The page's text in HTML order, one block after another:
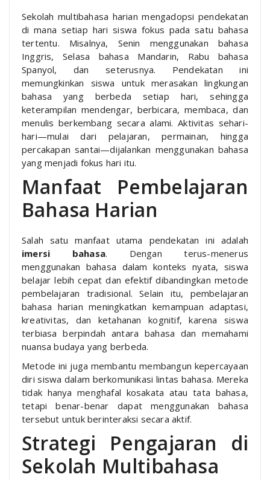
Sekolah multibahasa harian mengadopsi pendekatan
di mana setiap hari siswa fokus pada satu bahasa
tertentu. Misalnya, Senin menggunakan bahasa
Inggris, Selasa bahasa Mandarin, Rabu bahasa
Spanyol, dan seterusnya. Pendekatan ini
memungkinkan siswa untuk merasakan lingkungan
bahasa yang berbeda setiap hari, sehingga
keterampilan mendengar, berbicara, membaca, dan
menulis berkembang secara alami. Aktivitas sehari-
hari—mulai dari pelajaran, permainan, hingga
percakapan santai—dijalankan menggunakan bahasa
yang menjadi fokus hari itu.
Manfaat Pembelajaran
Bahasa Harian
Salah satu manfaat utama pendekatan ini adalah
imersi bahasa. Dengan terus-menerus
menggunakan bahasa dalam konteks nyata, siswa
belajar lebih cepat dan efektif dibandingkan metode
pembelajaran tradisional. Selain itu, pembelajaran
bahasa harian meningkatkan kemampuan adaptasi,
kreativitas, dan ketahanan kognitif, karena siswa
terbiasa berpindah antara bahasa dan memahami
nuansa budaya yang berbeda.
Metode ini juga membantu membangun kepercayaan
diri siswa dalam berkomunikasi lintas bahasa. Mereka
tidak hanya menghafal kosakata atau tata bahasa,
tetapi benar-benar dapat menggunakan bahasa
tersebut untuk berinteraksi secara aktif.
Strategi Pengajaran di
Sekolah Multibahasa